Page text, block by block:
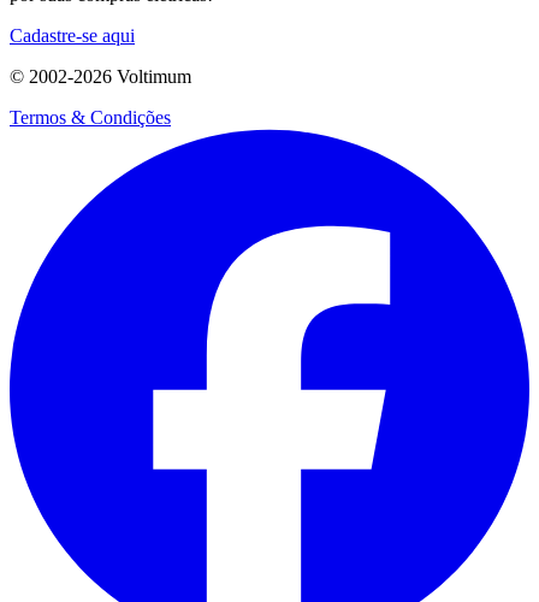
Cadastre-se aqui
© 2002-2026 Voltimum
Termos & Condições